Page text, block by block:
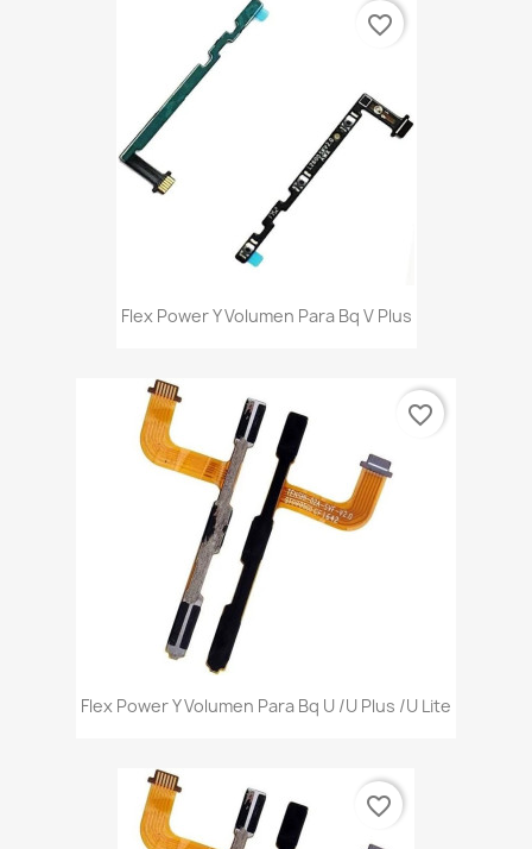
Flex Power Y Volumen Para Bq V Plus
favorite_border
Flex Power Y Volumen Para Bq U /U Plus /U Lite
favorite_border
favorite_border